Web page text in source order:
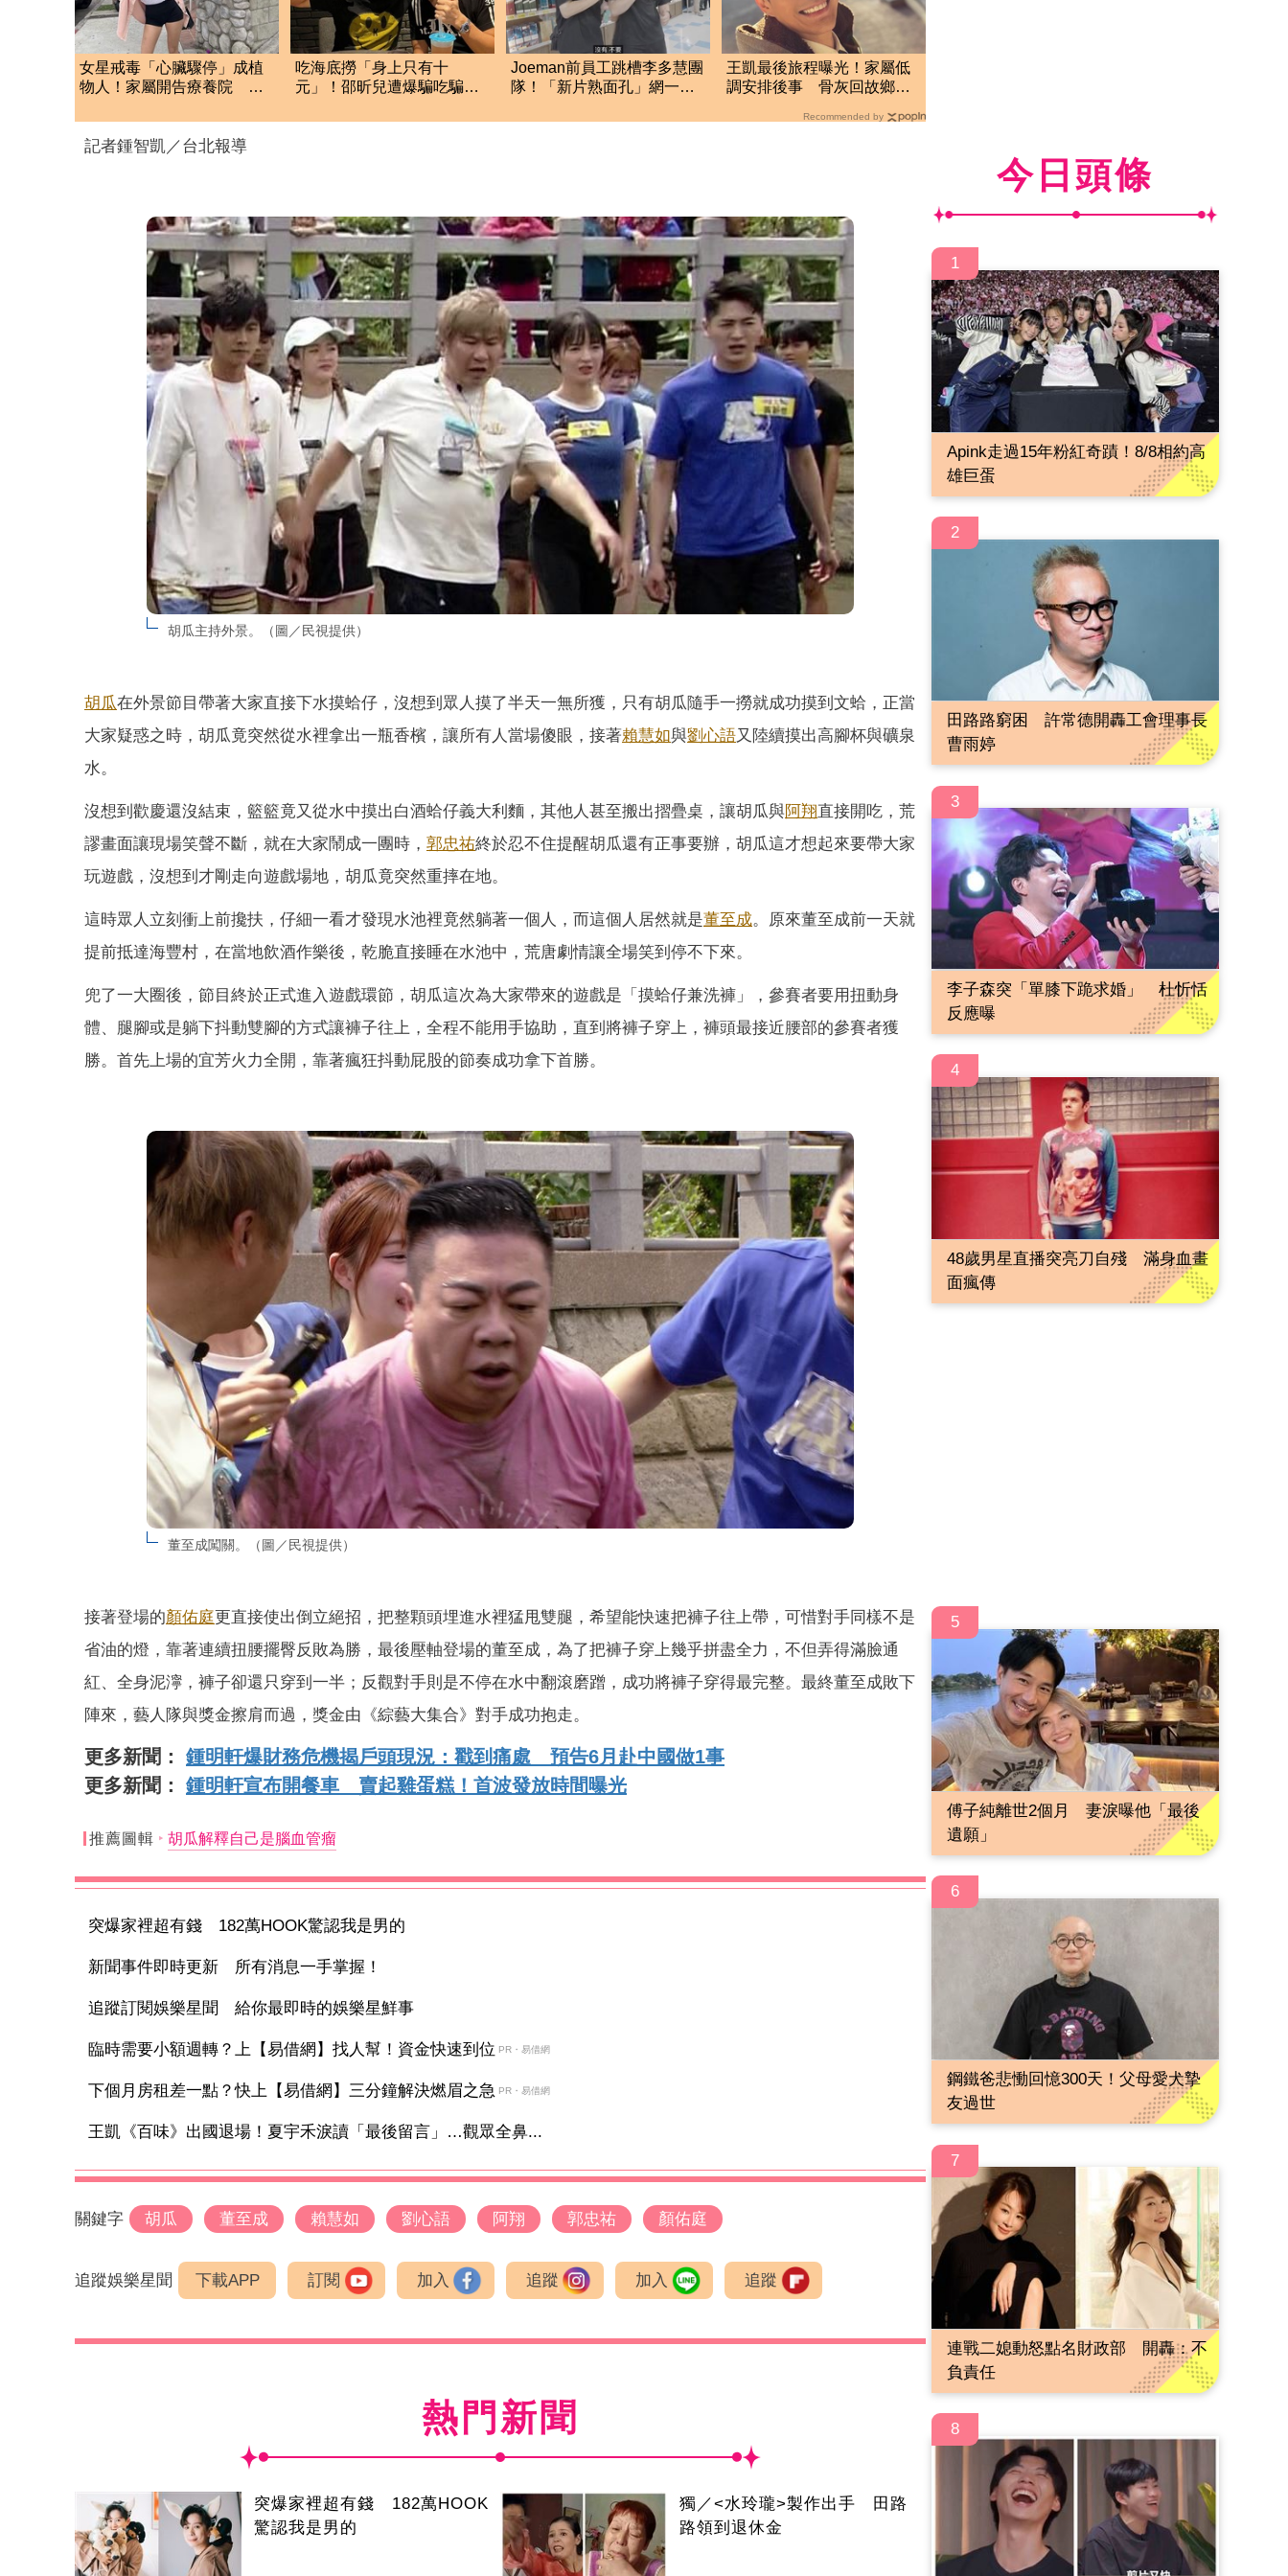
女星戒毒「心臟驟停」成植
物人！家屬開告療養院 和
吃海底撈「身上只有十
元」！邵昕兒遭爆騙吃騙
Joeman前員工跳槽李多慧團
隊！「新片熟面孔」網一眼
王凱最後旅程曝光！家屬低
調安排後事 骨灰回故鄉高
Recommended by
記者鍾智凱／台北報導
胡瓜主持外景。（圖／民視提供）
胡瓜在外景節目帶著大家直接下水摸蛤仔，沒想到眾人摸了半天一無所獲，只有胡瓜隨手一撈就成功摸到文蛤，正當
大家疑惑之時，胡瓜竟突然從水裡拿出一瓶香檳，讓所有人當場傻眼，接著賴慧如與劉心語又陸續摸出高腳杯與礦泉
水。
沒想到歡慶還沒結束，籃籃竟又從水中摸出白酒蛤仔義大利麵，其他人甚至搬出摺疊桌，讓胡瓜與阿翔直接開吃，荒
謬畫面讓現場笑聲不斷，就在大家鬧成一團時， 郭忠祐終於忍不住提醒胡瓜還有正事要辦，胡瓜這才想起來要帶大家
玩遊戲，沒想到才剛走向遊戲場地，胡瓜竟突然重摔在地。
這時眾人立刻衝上前攙扶，仔細一看才發現水池裡竟然躺著一個人，而這個人居然就是董至成。原來董至成前一天就
提前抵達海豐村，在當地飲酒作樂後，乾脆直接睡在水池中，荒唐劇情讓全場笑到停不下來。
兜了一大圈後，節目終於正式進入遊戲環節，胡瓜這次為大家帶來的遊戲是「摸蛤仔兼洗褲」，參賽者要用扭動身
體、腿腳或是躺下抖動雙腳的方式讓褲子往上，全程不能用手協助，直到將褲子穿上，褲頭最接近腰部的參賽者獲
勝。首先上場的宜芳火力全開，靠著瘋狂抖動屁股的節奏成功拿下首勝。
董至成闖關。（圖／民視提供）
接著登場的顏佑庭更直接使出倒立絕招，把整顆頭埋進水裡猛甩雙腿，希望能快速把褲子往上帶，可惜對手同樣不是
省油的燈，靠著連續扭腰擺臀反敗為勝，最後壓軸登場的董至成，為了把褲子穿上幾乎拼盡全力，不但弄得滿臉通
紅、全身泥濘，褲子卻還只穿到一半；反觀對手則是不停在水中翻滾磨蹭，成功將褲子穿得最完整。最終董至成敗下
陣來，藝人隊與獎金擦肩而過，獎金由《綜藝大集合》對手成功抱走。
更多新聞： 鍾明軒爆財務危機揭戶頭現況：戳到痛處 預告6月赴中國做1事
更多新聞： 鍾明軒宣布開餐車 賣起雞蛋糕！首波發放時間曝光
推薦圖輯 胡瓜解釋自己是腦血管瘤
突爆家裡超有錢 182萬HOOK驚認我是男的
新聞事件即時更新 所有消息一手掌握！
追蹤訂閱娛樂星聞 給你最即時的娛樂星鮮事
臨時需要小額週轉？上【易借網】找人幫！資金快速到位 PR・易借網
下個月房租差一點？快上【易借網】三分鐘解決燃眉之急 PR・易借網
王凱《百味》出國退場！夏宇禾淚讀「最後留言」…觀眾全鼻...
關鍵字 胡瓜 董至成 賴慧如 劉心語 阿翔 郭忠祐 顏佑庭
追蹤娛樂星聞 下載APP 訂閱 加入 追蹤 加入 追蹤
熱門新聞
突爆家裡超有錢 182萬HOOK
驚認我是男的
獨／<水玲瓏>製作出手 田路
路領到退休金
今日頭條
1
Apink走過15年粉紅奇蹟！8/8相約高
雄巨蛋
2
田路路窮困 許常德開轟工會理事長
曹雨婷
3
李子森突「單膝下跪求婚」 杜忻恬
反應曝
4
48歲男星直播突亮刀自殘 滿身血畫
面瘋傳
5
傅子純離世2個月 妻淚曝他「最後
遺願」
6
鋼鐵爸悲慟回憶300天！父母愛犬摯
友過世
7
連戰二媳動怒點名財政部 開轟：不
負責任
8